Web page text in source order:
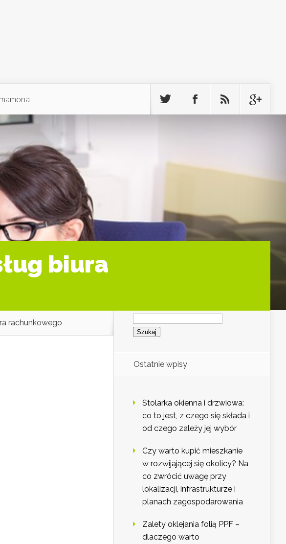
biura
rachunkowego
Szukaj:
Ostatnie wpisy
Stolarka okienna i drzwiowa:
co to jest, z czego się składa i
od czego zależy jej wybór
Czy warto kupić mieszkanie
w rozwijającej się okolicy? Na
co zwrócić uwagę przy
lokalizacji, infrastrukturze i
planach zagospodarowania
Zalety oklejania folią PPF –
dlaczego warto